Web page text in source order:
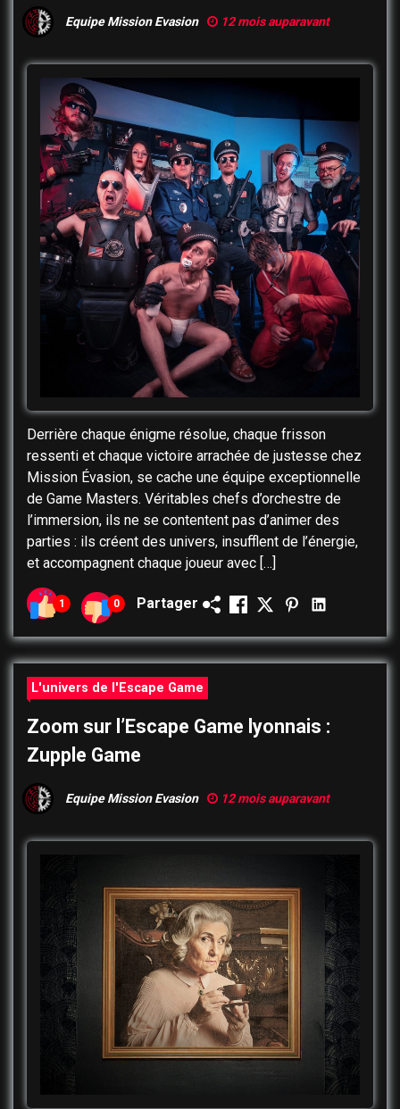
pas comme les autres…
Equipe Mission Evasion 12 mois auparavant
Derrière chaque énigme résolue, chaque frisson
ressenti et chaque victoire arrachée de justesse chez
Mission Évasion, se cache une équipe exceptionnelle
de Game Masters. Véritables chefs d’orchestre de
l’immersion, ils ne se contentent pas d’animer des
parties : ils créent des univers, insufflent de l’énergie,
et accompagnent chaque joueur avec […]
1 0 Partager
L'univers de l'Escape Game
Zoom sur l’Escape Game lyonnais :
Zupple Game
Equipe Mission Evasion 12 mois auparavant